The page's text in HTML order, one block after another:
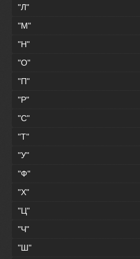
"Л"
"М"
"Н"
"О"
"П"
"Р"
"С"
"Т"
"У"
"Ф"
"Х"
"Ц"
"Ч"
"Ш"